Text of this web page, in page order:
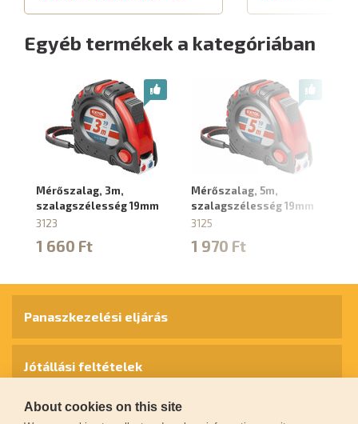
Egyéb termékek a kategóriában
Mérőszalag, 3m,
szalagszélesség 19mm
3123
1 660 Ft
Mérőszalag, 5m,
szalagszélesség 19mm
3125
1 970 Ft
Panaszkezelési eljárás
Jótállási feltételek
Személyes adatok védelme
About cookies on this site